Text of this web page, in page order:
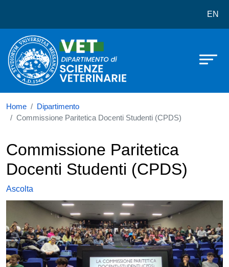
Dipartimento di Scienze veterinarie
EN
Home
Dipartimento
Commissione Paritetica Docenti Studenti (CPDS)
Commissione Paritetica
Docenti Studenti (CPDS)
Ascolta
Immagine